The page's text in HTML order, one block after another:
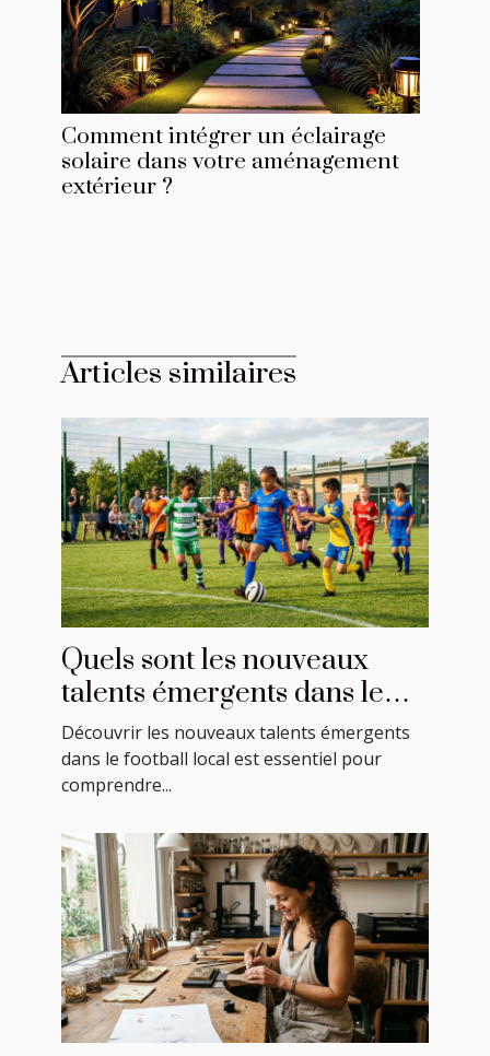
Comment intégrer un éclairage
solaire dans votre aménagement
extérieur ?
Articles similaires
Quels sont les nouveaux
talents émergents dans le
football local ?
Découvrir les nouveaux talents émergents
dans le football local est essentiel pour
comprendre...